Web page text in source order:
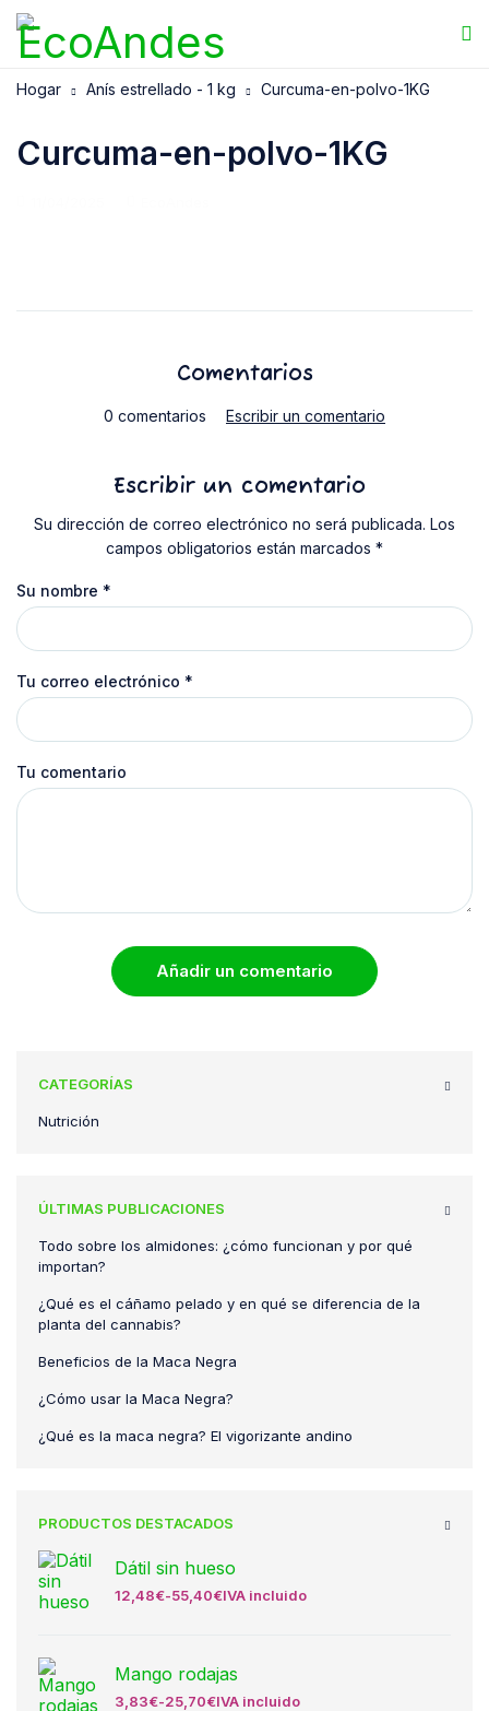
Hogar Anís estrellado - 1 kg Curcuma-en-polvo-1KG
Curcuma-en-polvo-1KG
Comentarios
0 comentarios Escribir un comentario
Escribir un comentario
Su dirección de correo electrónico no será publicada. Los
campos obligatorios están marcados *
Su nombre *
Tu correo electrónico *
Tu comentario
Añadir un comentario
CATEGORÍAS
Nutrición
ÚLTIMAS PUBLICACIONES
Todo sobre los almidones: ¿cómo funcionan y por qué
importan?
¿Qué es el cáñamo pelado y en qué se diferencia de la
planta del cannabis?
Beneficios de la Maca Negra
¿Cómo usar la Maca Negra?
¿Qué es la maca negra? El vigorizante andino
PRODUCTOS DESTACADOS
Dátil sin hueso
12,48€-55,40€IVA incluido
Mango rodajas
3,83€-25,70€IVA incluido